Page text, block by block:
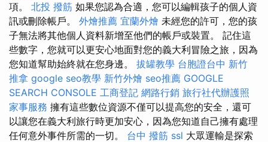
項。 北投 撥筋 如果您認為合適，您可以編輯孩子的個人資
訊或刪除帳戶。 外燴推薦 宜蘭外燴 未經您的許可，您的孩
子無法將其他個人資料新增至他們的帳戶或裝置。 記住這
些數字，您就可以更安心地面對您的義大利冒險之旅，因為
您知道幫助始終就在您身邊。 拔罐教學 台胞證台中 新竹
推拿 google seo教學 新竹外燴 seo推薦 GOOGLE
SEARCH CONSOLE 工商登記 網路行銷 旅行社代辦護照
家事服務 擁有這些數位資源不僅可以提高您的安全，還可
以讓您在義大利旅行時更加安心，因為您知道自己擁有處理
任何意外事件所需的一切。 台中 撥筋 ssl 大眾運輸是探索